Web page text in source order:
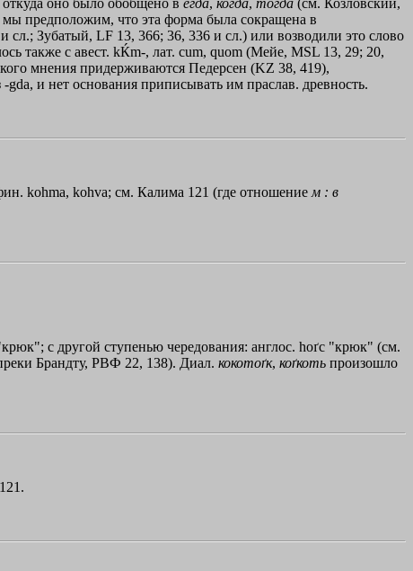
предположим, что эта форма была сокращена в
сл.; Зубатый, LF 13, 366; 36, 336 и сл.) или возводили это слово
также с авест. kЌm-, лат. cum, quom (Мейе, МSL 13, 29; 20,
мнения придерживаются Педерсен (KZ 38, 419),
и нет основания приписывать им праслав. древность.
kohma, kohva; см. Калима 121 (где отношение м : в
с другой ступенью чередования: англос. hoґс "крюк" (см.
Брандту, РВФ 22, 138). Диал. кокотоґк, коґкоть произошло